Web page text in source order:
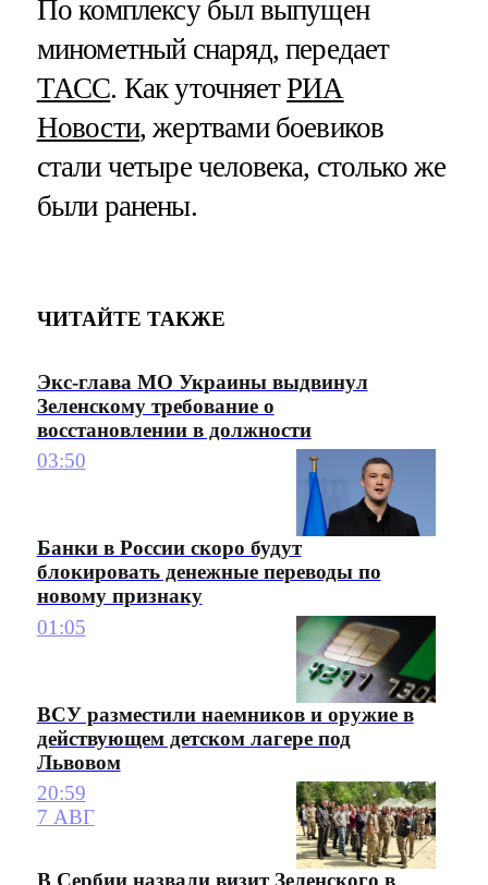
По комплексу был выпущен
минометный снаряд, передает
ТАСС. Как уточняетРИА
Новости, жертвами боевиков
стали четыре человека, столько же
были ранены.
ЧИТАЙТЕ ТАКЖЕ
Экс-глава МО Украины выдвинул
Зеленскому требование о
восстановлении в должности
03:50
Банки в России скоро будут
блокировать денежные переводы по
новому признаку
01:05
ВСУ разместили наемников и оружие в
действующем детском лагере под
Львовом
20:59
7 АВГ